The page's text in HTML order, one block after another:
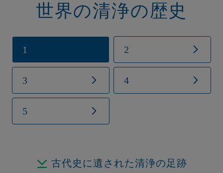
世界の清浄の歴史
1 2
3 4
5
古代史に遺された清浄の足跡